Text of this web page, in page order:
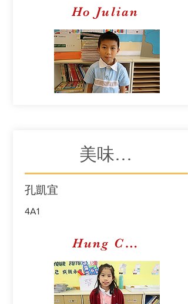
Ho Julian
美味的甜品
孔凱宜
4A1
Hung Celina